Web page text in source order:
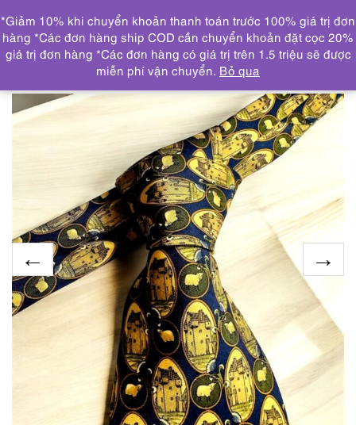
DANH MỤC
Trang chủ KHĂN, CÀ VẠT CRAVAT/CÀ VẠT
3703-
Caravat-DUNHILL London vintage silk tie 9.5cm-Khá mới
*Giảm 10% khi chuyển khoản thanh toán trước 100% giá trị đơn
hàng *Các đơn hàng ship COD cần chuyển khoản đặt cọc 20%
giá trị đơn hàng *Các đơn hàng có giá trị trên 1.5 triệu sẽ được
miễn phí vận chuyển. Bỏ qua